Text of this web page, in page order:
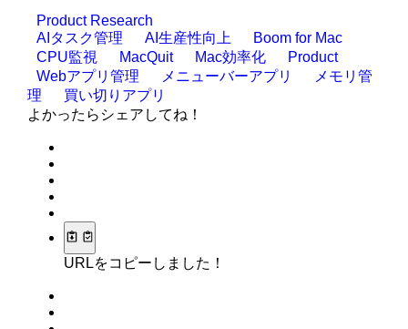
Product Research
AIタスク管理
AI生産性向上
Boom for Mac
CPU監視
MacQuit Mac効率化
Product
Webアプリ管理
メニューバーアプリ
メモリ管
理
買い切りアプリ
よかったらシェアしてね！
URLをコピーしました！